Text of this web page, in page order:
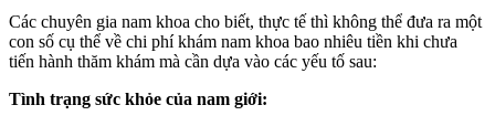
Các chuyên gia nam khoa cho biết, thực tế thì không thể đưa ra một
con số cụ thể về chi phí khám nam khoa bao nhiêu tiền khi chưa
tiến hành thăm khám mà cần dựa vào các yếu tố sau:
Tình trạng sức khỏe của nam giới: